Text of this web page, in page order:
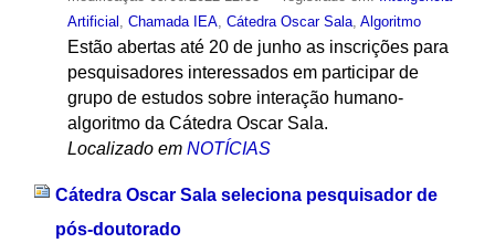
Artificial Chamada IEA, Cátedra Oscar Sala, Algoritmo
Estão abertas até 20 de junho as inscrições para
pesquisadores interessados em participar de
grupo de estudos sobre interação humano-
algoritmo da Cátedra Oscar Sala.
Localizado em NOTÍCIAS
Cátedra Oscar Sala seleciona pesquisador de
pós-doutorado